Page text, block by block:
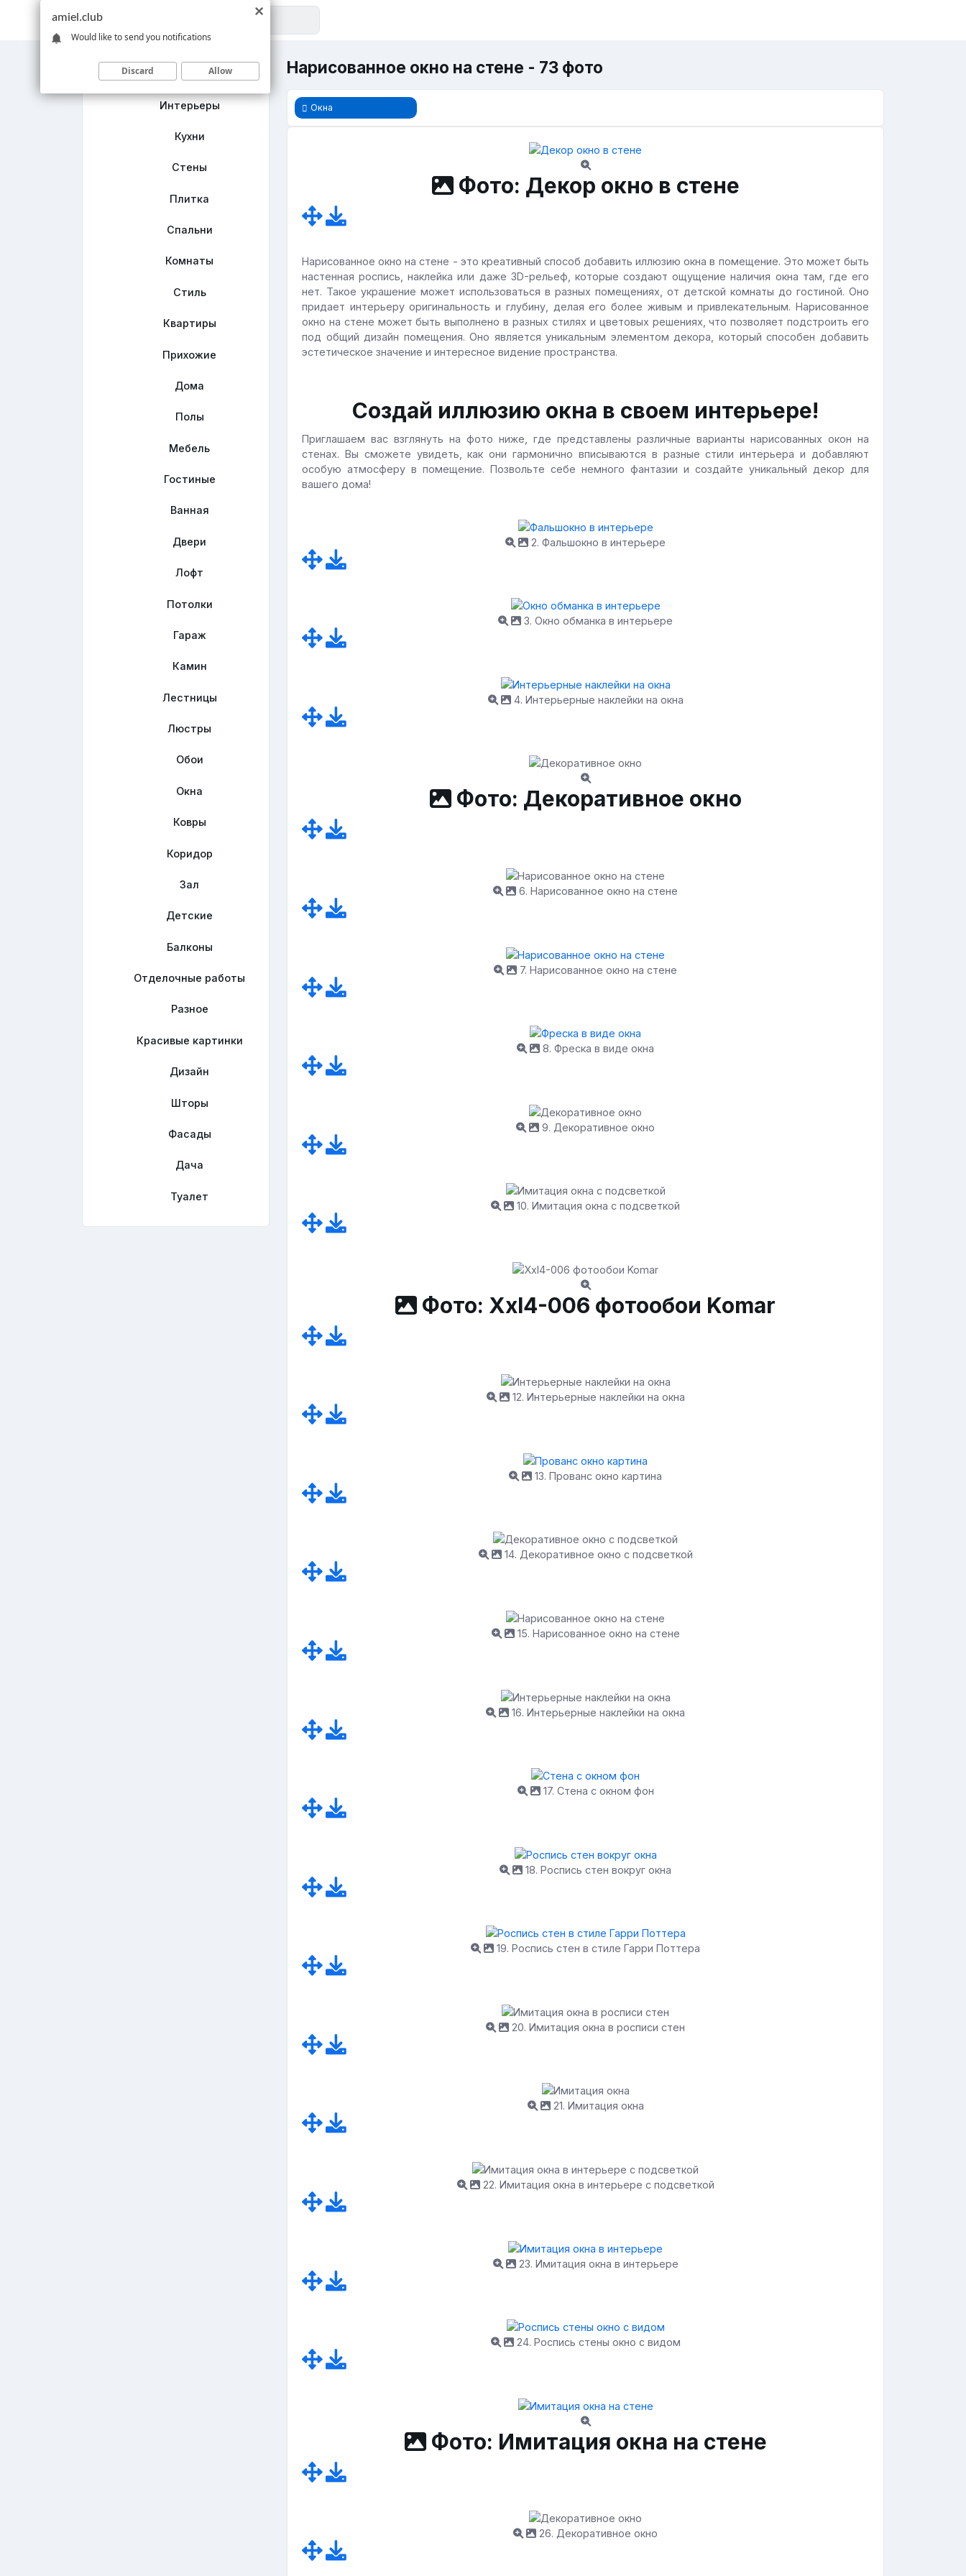
Главная
Интерьеры
Кухни
Стены
Плитка
Спальни
Комнаты
Стиль
Квартиры
Прихожие
Дома
Полы
Мебель
Гостиные
Ванная
Двери
Лофт
Потолки
Гараж
Камин
Лестницы
Люстры
Обои
Окна
Ковры
Коридор
Зал
Детские
Балконы
Отделочные работы
Разное
Красивые картинки
Дизайн
Шторы
Фасады
Дача
Туалет
Нарисованное окно на стене - 73 фото
Окна
Фото: Декор окно в стене
Нарисованное окно на стене - это креативный способ добавить иллюзию окна в помещение. Это может быть
настенная роспись, наклейка или даже 3D-рельеф, которые создают ощущение наличия окна там, где его
нет. Такое украшение может использоваться в разных помещениях, от детской комнаты до гостиной. Оно
придает интерьеру оригинальность и глубину, делая его более живым и привлекательным. Нарисованное
окно на стене может быть выполнено в разных стилях и цветовых решениях, что позволяет подстроить его
под общий дизайн помещения. Оно является уникальным элементом декора, который способен добавить
эстетическое значение и интересное видение пространства.
Создай иллюзию окна в своем интерьере!
Приглашаем вас взглянуть на фото ниже, где представлены различные варианты нарисованных окон на
стенах. Вы сможете увидеть, как они гармонично вписываются в разные стили интерьера и добавляют
особую атмосферу в помещение. Позвольте себе немного фантазии и создайте уникальный декор для
вашего дома!
2. Фальшокно в интерьере
3. Окно обманка в интерьере
4. Интерьерные наклейки на окна
Фото: Декоративное окно
6. Нарисованное окно на стене
7. Нарисованное окно на стене
8. Фреска в виде окна
9. Декоративное окно
10. Имитация окна с подсветкой
Фото: Xxl4-006 фотообои Komar
12. Интерьерные наклейки на окна
13. Прованс окно картина
14. Декоративное окно с подсветкой
15. Нарисованное окно на стене
16. Интерьерные наклейки на окна
17. Стена с окном фон
18. Роспись стен вокруг окна
19. Роспись стен в стиле Гарри Поттера
20. Имитация окна в росписи стен
21. Имитация окна
22. Имитация окна в интерьере с подсветкой
23. Имитация окна в интерьере
24. Роспись стены окно с видом
Фото: Имитация окна на стене
26. Декоративное окно
amiel.club
Would like to send you notifications
Discard Allow